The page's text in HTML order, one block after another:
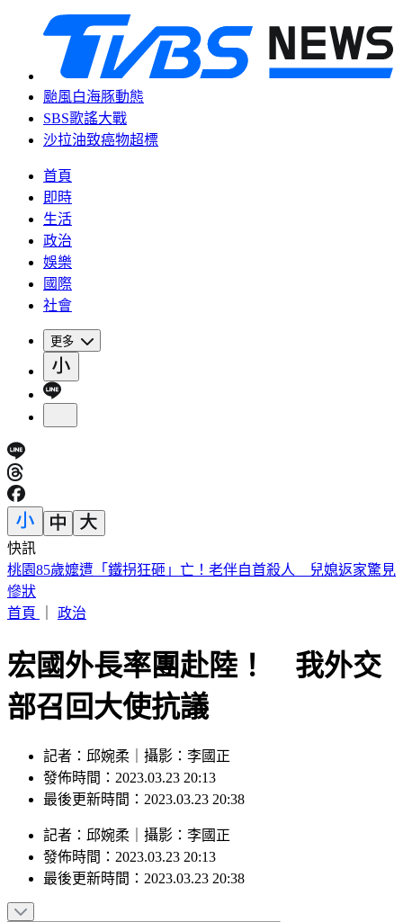
颱風白海豚動態
SBS歌謠大戰
沙拉油致癌物超標
首頁
即時
生活
政治
娛樂
國際
社會
更多
快訊
日職／陽岱鋼9/26引退！告別21年職棒生涯 門票開賣時間看
這
首頁
政治
宏國外長率團赴陸！ 我外交
部召回大使抗議
記者：邱婉柔｜攝影：李國正
發佈時間：2023.03.23 20:13
最後更新時間：2023.03.23 20:38
記者 ： 邱婉柔 攝影 ： 李國正
發佈時間： 2023.03.23 20:13
最後更新時間： 2023.03.23 20:38